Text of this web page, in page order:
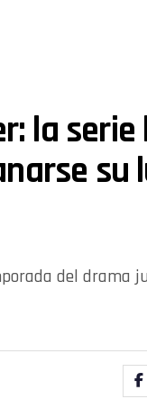
la serie
su
del drama